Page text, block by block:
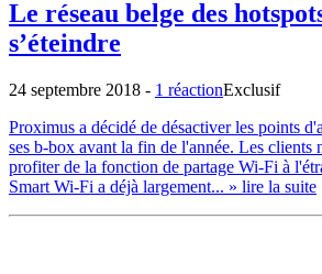
Le réseau belge des
s’éteindre
24 septembre 2018 - 1 réactionExclusif
Proximus a décidé de désactiver les points
ses b-box avant la fin de l'année. Les clients
profiter de la fonction de partage Wi-Fi à
Smart Wi-Fi a déjà largement... » lire la suite